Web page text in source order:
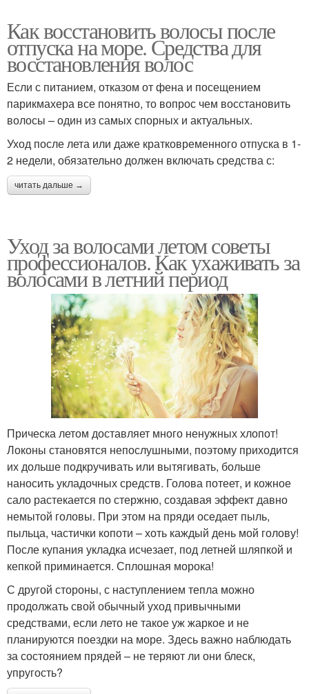
Как восстановить волосы после
отпуска на море. Средства для
восстановления волос
Если с питанием, отказом от фена и посещением
парикмахера все понятно, то вопрос чем восстановить
волосы – один из самых спорных и актуальных.
Уход после лета или даже кратковременного отпуска в 1-
2 недели, обязательно должен включать средства с:
читать дальше →
Уход за волосами летом советы
профессионалов. Как ухаживать за
волосами в летний период
Прическа летом доставляет много ненужных хлопот!
Локоны становятся непослушными, поэтому приходится
их дольше подкручивать или вытягивать, больше
наносить укладочных средств. Голова потеет, и кожное
сало растекается по стержню, создавая эффект давно
немытой головы. При этом на пряди оседает пыль,
пыльца, частички копоти – хоть каждый день мой голову!
После купания укладка исчезает, под летней шляпкой и
кепкой приминается. Сплошная морока!
С другой стороны, с наступлением тепла можно
продолжать свой обычный уход привычными
средствами, если лето не такое уж жаркое и не
планируются поездки на море. Здесь важно наблюдать
за состоянием прядей – не теряют ли они блеск,
упругость?